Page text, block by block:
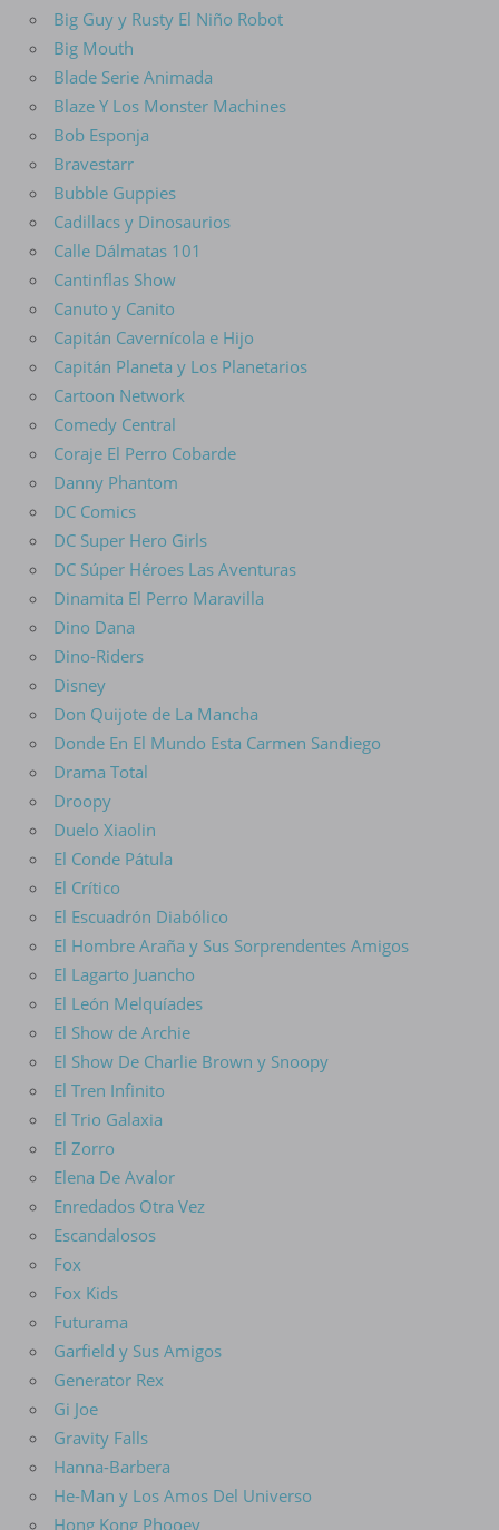
Big Guy y Rusty El Niño Robot
Big Mouth
Blade Serie Animada
Blaze Y Los Monster Machines
Bob Esponja
Bravestarr
Bubble Guppies
Cadillacs y Dinosaurios
Calle Dálmatas 101
Cantinflas Show
Canuto y Canito
Capitán Cavernícola e Hijo
Capitán Planeta y Los Planetarios
Cartoon Network
Comedy Central
Coraje El Perro Cobarde
Danny Phantom
DC Comics
DC Super Hero Girls
DC Súper Héroes Las Aventuras
Dinamita El Perro Maravilla
Dino Dana
Dino-Riders
Disney
Don Quijote de La Mancha
Donde En El Mundo Esta Carmen Sandiego
Drama Total
Droopy
Duelo Xiaolin
El Conde Pátula
El Crítico
El Escuadrón Diabólico
El Hombre Araña y Sus Sorprendentes Amigos
El Lagarto Juancho
El León Melquíades
El Show de Archie
El Show De Charlie Brown y Snoopy
El Tren Infinito
El Trio Galaxia
El Zorro
Elena De Avalor
Enredados Otra Vez
Escandalosos
Fox
Fox Kids
Futurama
Garfield y Sus Amigos
Generator Rex
Gi Joe
Gravity Falls
Hanna-Barbera
He-Man y Los Amos Del Universo
Hong Kong Phooey